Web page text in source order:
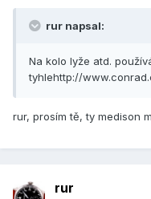
rur napsal:
Na kolo lyže atd.
tyhlehttp://
rur, prosím tě, ty medison
rur